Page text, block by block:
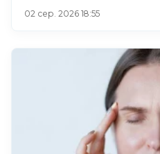
02 сер. 2026 18:55